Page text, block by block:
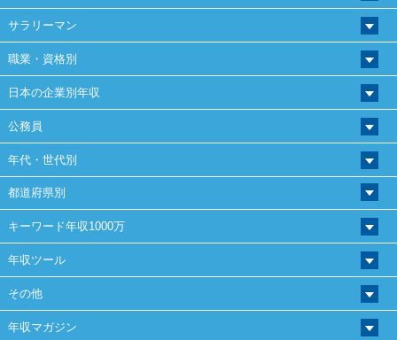
サラリーマン
職業・資格別
日本の企業別年収
公務員
年代・世代別
都道府県別
キーワード年収1000万
年収ツール
その他
年収マガジン